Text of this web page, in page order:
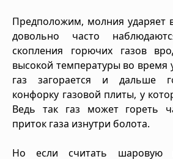
Предположим, молния ударяет
довольно часто
скопления горючих газов
высокой температуры во время
газ загорается и дальше
конфорку газовой плиты, у
Ведь так газ может гореть
приток газа изнутри болота.
Но если считать шаровую